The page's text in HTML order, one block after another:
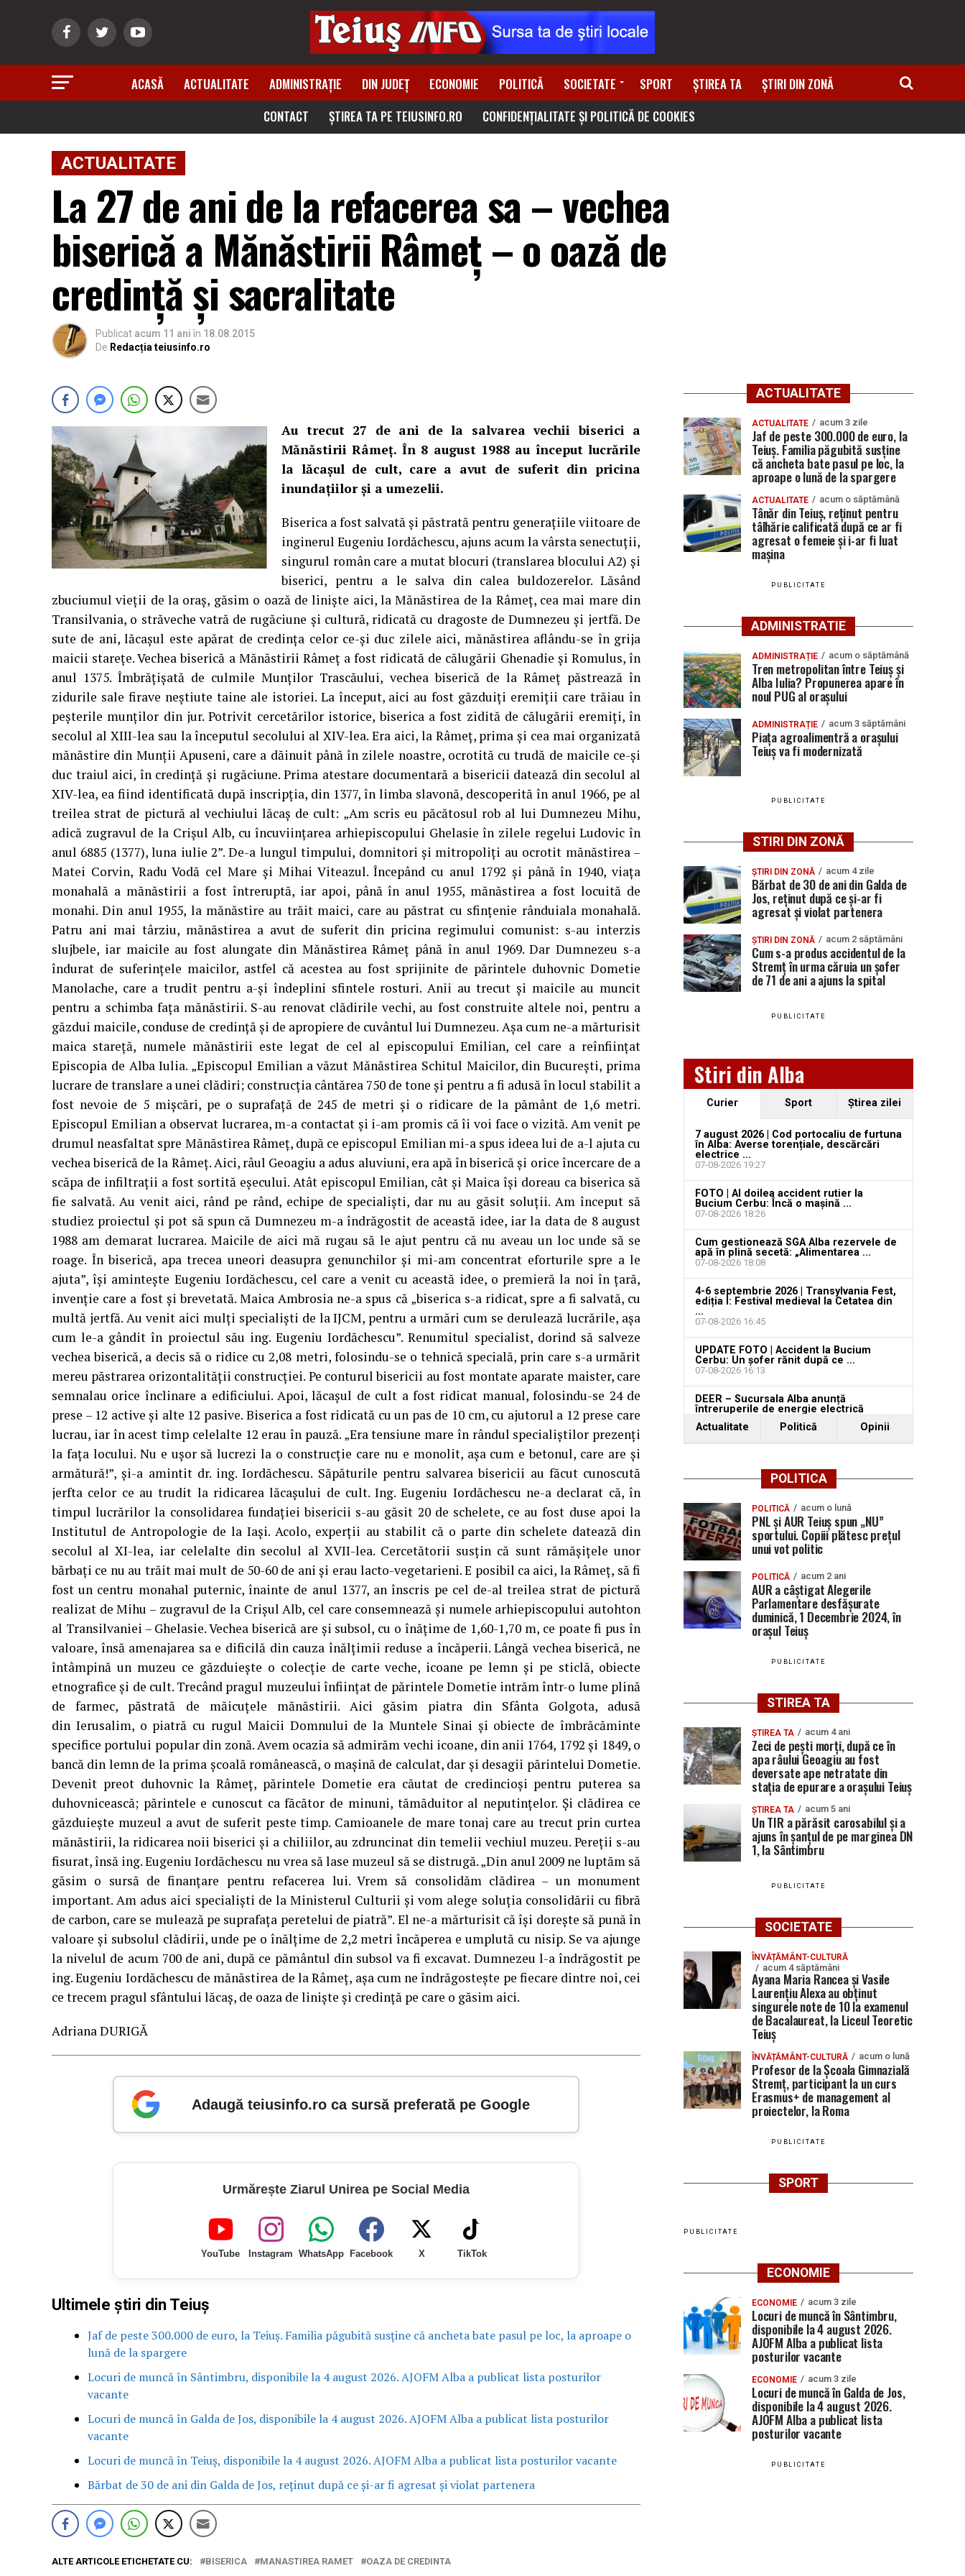
ACASĂ ACTUALITATE ADMINISTRAȚIE DIN JUDEȚ ECONOMIE POLITICĂ SOCIETATE SPORT ȘTIREA TA
ȘTIRI DIN ZONĂ
CONTACT
ȘTIREA TA PE TEIUSINFO.RO CONFIDENȚIALITATE ȘI POLITICĂ DE COOKIES
ACTUALITATE
La 27 de ani de la refacerea sa – vechea
biserică a Mănăstirii Râmeţ – o oază de
credinţă şi sacralitate
Publicat acum 11 ani în 18.08.2015
De Redacția teiusinfo.ro
Au trecut 27 de ani de la salvarea vechii biserici a
Mănăstirii Râmeţ. În 8 august 1988 au început lucrările
la lăcaşul de cult, care a avut de suferit din pricina
inundaţiilor şi a umezelii.
Biserica a fost salvată şi păstrată pentru generaţiile viitoare de
inginerul Eugeniu Iordăchescu, ajuns acum la vârsta senectuţii,
singurul român care a mutat blocuri (translarea blocului A2) şi
biserici, pentru a le salva din calea buldozerelor. Lăsând
zbuciumul vieţii de la oraş, găsim o oază de linişte aici, la Mănăstirea de la Râmeţ, cea mai mare din
Transilvania, o străveche vatră de rugăciune şi cultură, ridicată cu dragoste de Dumnezeu şi jertfă. De
sute de ani, lăcaşul este apărat de credinţa celor ce-şi duc zilele aici, mănăstirea aflându-se în grija
maicii stareţe. Vechea biserică a Mănăstirii Râmeţ a fost ridicată de călugării Ghenadie şi Romulus, în
anul 1375. Îmbrăţişată de culmile Munţilor Trascăului, vechea biserică de la Râmeţ păstrează în
zidurile sale firave neştiute taine ale istoriei. La început, aici au fost găzduiţi eremiţii care trăiau în
peşterile munţilor din jur. Potrivit cercetărilor istorice, biserica a fost zidită de călugării eremiţi, în
secolul al XIII-lea sau la începutul secolului al XIV-lea. Era aici, la Râmeţ, prima şi cea mai organizată
mănăstire din Munţii Apuseni, care a dăinuit până în zilele noastre, ocrotită cu trudă de maicile ce-şi
duc traiul aici, în credinţă şi rugăciune. Prima atestare documentară a bisericii datează din secolul al
XIV-lea, ea fiind identificată după inscripţia, din 1377, în limba slavonă, descoperită în anul 1966, pe al
treilea strat de pictură al vechiului lăcaş de cult: „Am scris eu păcătosul rob al lui Dumnezeu Mihu,
adică zugravul de la Crişul Alb, cu încuviinţarea arhiepiscopului Ghelasie în zilele regelui Ludovic în
anul 6885 (1377), luna iulie 2”. De-a lungul timpului, domnitori şi mitropoliţi au ocrotit mănăstirea –
Matei Corvin, Radu Vodă cel Mare şi Mihai Viteazul. Începând cu anul 1792 şi până în 1940, viaţa
monahală a mănăstirii a fost întreruptă, iar apoi, până în anul 1955, mănăstirea a fost locuită de
monahi. Din anul 1955, la mănăstire au trăit maici, care au păstrat cu sfinţenie rânduiala monahală.
Patru ani mai târziu, mănăstirea a avut de suferit din pricina regimului comunist: s-au interzis
slujbele, iar maicile au fost alungate din Mănăstirea Râmeţ până în anul 1969. Dar Dumnezeu s-a
îndurat de suferinţele maicilor, astfel că acestea au fost sprijinite de părintele duhovnic Dometie
Manolache, care a trudit pentru a-şi îndeplini sfintele rosturi. Anii au trecut şi maicile au muncit
pentru a schimba faţa mănăstirii. S-au renovat clădirile vechi, au fost construite altele noi, pentru a
găzdui maicile, conduse de credinţă şi de apropiere de cuvântul lui Dumnezeu. Aşa cum ne-a mărturisit
maica stareţă, numele mănăstirii este legat de cel al episcopului Emilian, cel care a reînfiinţat
Episcopia de Alba Iulia. „Episcopul Emilian a văzut Mănăstirea Schitul Maicilor, din Bucureşti, prima
lucrare de translare a unei clădiri; construcţia cântărea 750 de tone şi pentru a fi adusă în locul stabilit a
fost nevoie de 5 mişcări, pe o suprafaţă de 245 de metri şi o ridicare de la pământ de 1,6 metri.
Episcopul Emilian a observat lucrarea, m-a contactat şi i-am promis că îi voi face o vizită. Am venit pe
drumul neasfaltat spre Mănăstirea Râmeţ, după ce episcopul Emilian mi-a spus ideea lui de a-l ajuta cu
vechea biserică de la Râmeţ. Aici, râul Geoagiu a adus aluviuni, era apă în biserică şi orice încercare de a
scăpa de infiltraţii a fost sortită eşecului. Atât episcopul Emilian, cât şi Maica îşi doreau ca biserica să
fie salvată. Au venit aici, rând pe rând, echipe de specialişti, dar nu au găsit soluţii. Am început să
studiez proiectul şi pot să spun că Dumnezeu m-a îndrăgostit de această idee, iar la data de 8 august
1988 am demarat lucrarea. Maicile de aici mă rugau să le ajut pentru că nu aveau un loc unde să se
roage. În biserică, apa trecea uneori deasupra genunchilor şi mi-am concentrat eforturile spre a le
ajuta”, îşi aminteşte Eugeniu Iordăchescu, cel care a venit cu această idee, o premieră la noi în ţară,
invenţie care a fost şi brevetată. Maica Ambrosia ne-a spus că „biserica s-a ridicat, spre a fi salvată, cu
multă jertfă. Au venit aici mulţi specialişti de la IJCM, pentru a urmări cum se derulează lucrările, aşa
cum le-a gândit în proiectul său ing. Eugeniu Iordăchescu”. Renumitul specialist, dorind să salveze
vechea biserică, a decis să o ridice cu 2,08 metri, folosindu-se o tehnică specială, prin care s-a urmărit
mereu păstrarea orizontalităţii construcţiei. Pe conturul bisericii au fost montate aparate maister, care
semnalau orice înclinare a edificiului. Apoi, lăcaşul de cult a fost ridicat manual, folosindu-se 24 de
prese – 12 active şi alte 12 pasive. Biserica a fost ridicată cu un pas de 10 cm, cu ajutorul a 12 prese care
lucrau, iar în acest timp celelalte 12 erau în pauză. „Era tensiune mare în rândul specialiştilor prezenţi
la faţa locului. Nu e uşor să lucrezi la o construcţie care nu e monolit, aşa cum e betonul, care are şi
armătură!”, şi-a amintit dr. ing. Iordăchescu. Săpăturile pentru salvarea bisericii au făcut cunoscută
jerfta celor ce au trudit la ridicarea lăcaşului de cult. Ing. Eugeniu Iordăchescu ne-a declarat că, în
timpul lucrărilor la consolidarea fundaţiei bisericii s-au găsit 20 de schelete, ce au fost duse apoi la
Institutul de Antropologie de la Iaşi. Acolo, experţii au stabilit că o parte din schelete datează din
secolul al XI-lea, iar celelalte din secolul al XVII-lea. Cercetătorii susţin că sunt rămăşiţele unor
bărbaţi ce nu au trăit mai mult de 50-60 de ani şi erau lacto-vegetarieni. E posibil ca aici, la Râmeţ, să fi
fost un centru monahal puternic, înainte de anul 1377, an înscris pe cel de-al treilea strat de pictură
realizat de Mihu – zugravul de la Crişul Alb, cel care consemnează şi numele arhiepiscopului autohton
al Transilvaniei – Ghelasie. Vechea biserică are şi subsol, cu o înăţime de 1,60-1,70 m, ce poate fi pus în
valoare, însă amenajarea sa e dificilă din cauza înălţimii reduse a încăperii. Lângă vechea biserică, ne
întâmpină un muzeu ce găzduieşte o colecţie de carte veche, icoane pe lemn şi pe sticlă, obiecte
etnografice şi de cult. Trecând pragul muzeului înfiinţat de părintele Dometie intrăm într-o lume plină
de farmec, păstrată de măicuţele mănăstirii. Aici găsim piatra din Sfânta Golgota, adusă
din Ierusalim, o piatră cu rugul Maicii Domnului de la Muntele Sinai şi obiecte de îmbrăcăminte
specifice portului popular din zonă. Avem ocazia să admirăm vechi icoane, din anii 1764, 1792 şi 1849, o
bancă din lemn de la prima şcoală românească, o maşină de calculat, dar şi desagii părintelui Dometie.
Devenit preot duhovnic la Râmeţ, părintele Dometie era căutat de credincioşi pentru puterea sa
duhovnicească; părintele e cunoscut ca făcător de minuni, tămăduitor al neputinţelor. Şi clădirea ce
găzduieşte muzeul a avut de suferit peste timp. Camioanele de mare tonaj care au trecut prin curtea
mănăstirii, la ridicarea noii biserici şi a chiliilor, au zdruncinat din temelii vechiul muzeu. Pereţii s-au
fisurat, însă ing. Eugeniu Iordăchescu nu vrea să lase muzeul să se distrugă. „Din anul 2009 ne luptăm să
găsim o sursă de finanţare pentru refacerea lui. Vrem să consolidăm clădirea – un monument
important. Am adus aici specialişti de la Ministerul Culturii şi vom alege soluţia consolidării cu fibră
de carbon, care se mulează pe suprafaţa peretelui de piatră”. El ne-a mărturisit că îşi doreşte să pună în
valoare şi subsolul clădirii, unde pe o înălţime de 2,2 metri încăperea e umplută cu nisip. Se va ajunge
la nivelul de acum 700 de ani, după ce pământul din subsol va fi excavat. Dumnezeu l-a îndrăgostit pe
ing. Eugeniu Iordăchescu de mănăstirea de la Râmeţ, aşa cum ne îndrăgosteşte pe fiecare dintre noi, cei
ce trecem pragul sfântului lăcaş, de oaza de linişte şi credinţă pe care o găsim aici.
Adriana DURIGĂ
Adaugă teiusinfo.ro ca sursă preferată pe Google
Urmărește Ziarul Unirea pe Social Media
YouTube Instagram WhatsApp Facebook X TikTok
Ultimele știri din Teiuș
Jaf de peste 300.000 de euro, la Teiuș. Familia păgubită susține că ancheta bate pasul pe loc, la aproape o
lună de la spargere
Locuri de muncă în Sântimbru, disponibile la 4 august 2026. AJOFM Alba a publicat lista posturilor
vacante
Locuri de muncă în Galda de Jos, disponibile la 4 august 2026. AJOFM Alba a publicat lista posturilor
vacante
Locuri de muncă în Teiuș, disponibile la 4 august 2026. AJOFM Alba a publicat lista posturilor vacante
Bărbat de 30 de ani din Galda de Jos, reținut după ce și-ar fi agresat și violat partenera
ALTE ARTICOLE ETICHETATE CU: BISERICA MANASTIREA RAMET OAZA DE CREDINTA
ACTUALITATE
ACTUALITATE acum 3 zile
Jaf de peste 300.000 de euro, la
Teiuș. Familia păgubită susține
că ancheta bate pasul pe loc, la
aproape o lună de la spargere
ACTUALITATE acum o săptămână
Tânăr din Teiuș, reținut pentru
tâlhărie calificată după ce ar fi
agresat o femeie și i-ar fi luat
mașina
PUBLICITATE
ADMINISTRATIE
ADMINISTRAȚIE acum o săptămână
Tren metropolitan între Teiuș și
Alba Iulia? Propunerea apare în
noul PUG al orașului
ADMINISTRAȚIE acum 3 săptămâni
Piața agroalimentră a orașului
Teiuș va fi modernizată
PUBLICITATE
STIRI DIN ZONĂ
ȘTIRI DIN ZONĂ acum 4 zile
Bărbat de 30 de ani din Galda de
Jos, reținut după ce și-ar fi
agresat și violat partenera
ȘTIRI DIN ZONĂ acum 2 săptămâni
Cum s-a produs accidentul de la
Stremț în urma căruia un șofer
de 71 de ani a ajuns la spital
PUBLICITATE
Stiri din Alba
Curier Sport Ştirea zilei
7 august 2026 | Cod portocaliu de furtuna
în Alba: Averse torențiale, descărcări
electrice ...
07-08-2026 19:27
FOTO | Al doilea accident rutier la
Bucium Cerbu: Încă o mașină ...
07-08-2026 18:26
Cum gestionează SGA Alba rezervele de
apă în plină secetă: „Alimentarea ...
07-08-2026 18:08
4-6 septembrie 2026 | Transylvania Fest,
ediția I: Festival medieval la Cetatea din
...
07-08-2026 16:45
UPDATE FOTO | Accident la Bucium
Cerbu: Un șofer rănit după ce ...
07-08-2026 16:13
DEER – Sucursala Alba anunță
întreruperile de energie electrică
07-08-2026 14:49
Actualitate Politică Opinii
POLITICA
POLITICĂ acum o lună
PNL și AUR Teiuș spun „NU”
sportului. Copiii plătesc prețul
unui vot politic
POLITICĂ acum 2 ani
AUR a câștigat Alegerile
Parlamentare desfășurate
duminică, 1 Decembrie 2024, în
orașul Teiuș
PUBLICITATE
STIREA TA
ȘTIREA TA acum 4 ani
Zeci de pești morți, după ce în
apa râului Geoagiu au fost
deversate ape netratate din
stația de epurare a orașului Teiuș
ȘTIREA TA acum 5 ani
Un TIR a părăsit carosabilul și a
ajuns în șanțul de pe marginea DN
1, la Sântimbru
PUBLICITATE
SOCIETATE
ÎNVĂȚĂMÂNT-CULTURĂ
acum 4 săptămâni
Ayana Maria Rancea și Vasile
Laurențiu Alexa au obținut
singurele note de 10 la examenul
de Bacalaureat, la Liceul Teoretic
Teiuș
ÎNVĂȚĂMÂNT-CULTURĂ acum o lună
Profesor de la Școala Gimnazială
Stremț, participant la un curs
Erasmus+ de management al
proiectelor, la Roma
PUBLICITATE
SPORT
PUBLICITATE
ECONOMIE
ECONOMIE acum 3 zile
Locuri de muncă în Sântimbru,
disponibile la 4 august 2026.
AJOFM Alba a publicat lista
posturilor vacante
ECONOMIE acum 3 zile
Locuri de muncă în Galda de Jos,
disponibile la 4 august 2026.
AJOFM Alba a publicat lista
posturilor vacante
PUBLICITATE